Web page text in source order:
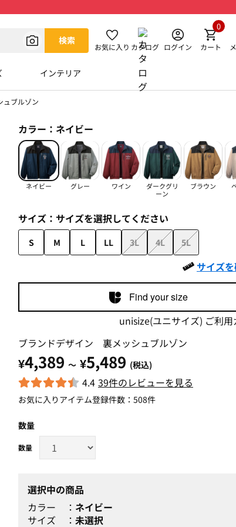
検索
お気に入り カタログ ログイン カート
0
インテリア
ブルゾン
カラー： ネイビー
ネイビー グレー ワイン
ダークグリ
ーン
ブラウン
サイズ： サイズを選択してください
S M L LL 3L 4L 5L
サイズ
Find your size
unisize(ユニサイズ) ご利用
ブランドデザイン 裏メッシュブルゾン
¥4,389 ～ ¥5,489 (税込)
4.4 39件のレビューを見る
お気に入りアイテム登録件数： 508件
数量
選択中の商品
カラー
ネイビー
サイズ
未選択